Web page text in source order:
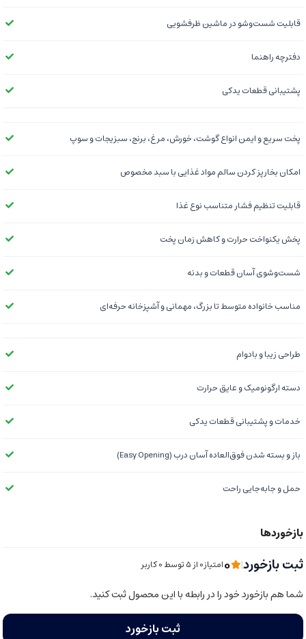
قابلیت شست‌وشو در ماشین ظرفشویی
دفترچه راهنما
پشتیبانی قطعات یدکی
پخت سریع و ایمن انواع گوشت، خورش، مرغ، برنج، سبزیجات و سوپ
امکان بخارپز کردن سالم مواد غذایی با سبد مخصوص
قابلیت تنظیم فشار متناسب نوع غذا
پخش یکنواخت حرارت و کاهش زمان پخت
شست‌وشوی آسان قطعات و بدنه
مناسب خانواده متوسط تا بزرگ، مهمانی و آشپزخانه حرفه‌ای
طراحی زیبا و بادوام
دسته ارگونومیک و عایق حرارت
خدمات و پشتیبانی قطعات یدکی
باز و بسته شدن فوق‌العاده آسان درب (Easy Opening)
حمل و جابه‌جایی راحت
ثبت بازخورد|
0امتیاز0 از ۵ توسط 0 کاربر
شما هم بازخورد خود را در رابطه با این محصول ثبت کنید.
ثبت بازخورد